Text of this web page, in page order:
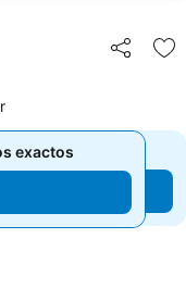
Compartir
exactos
exactos